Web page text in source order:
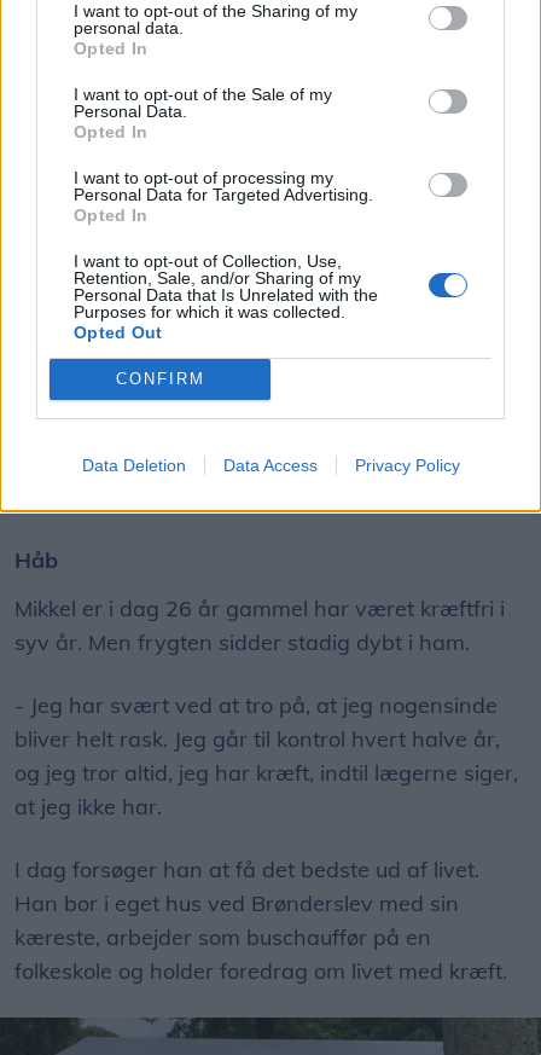
I want to opt-out of the Sharing of my
personal data.
Opted In
I want to opt-out of the Sale of my
Personal Data.
Opted In
I want to opt-out of processing my
Personal Data for Targeted Advertising.
Opted In
I want to opt-out of Collection, Use,
Retention, Sale, and/or Sharing of my
Personal Data that Is Unrelated with the
Purposes for which it was collected.
Opted Out
CONFIRM
Data Deletion Data Access Privacy Policy
Igen blev Mikkel erklæret rask, men igen kom
havde sat sig i et ribben.
- På det tidspunkt stopper jeg med at tro på, at jeg
nogensinde bliver helt rask, siger han.
Håb
Mikkel er i dag 26 år gammel har været kræftfri i
syv år. Men frygten sidder stadig dybt i ham.
- Jeg har svært ved at tro på, at jeg nogensinde
bliver helt rask. Jeg går til kontrol hvert halve år,
og jeg tror altid, jeg har kræft, indtil lægerne siger,
at jeg ikke har.
I dag forsøger han at få det bedste ud af livet.
Han bor i eget hus ved Brønderslev med sin
kæreste, arbejder som buschauffør på en
folkeskole og holder foredrag om livet med kræft.